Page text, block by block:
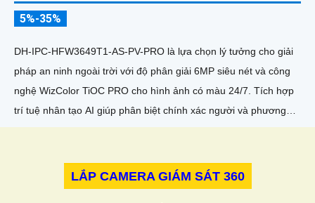
5%-35%
DH-IPC-HFW3649T1-AS-PV-PRO là lựa chọn lý tưởng cho giải
pháp an ninh ngoài trời với độ phân giải 6MP siêu nét và công
nghệ WizColor TiOC PRO cho hình ảnh có màu 24/7. Tích hợp
trí tuệ nhân tạo AI giúp phân biệt chính xác người và phương
tiện hỗ trợ đàm thoại hai chiều, ghi hình linh hoạt với khe thẻ
LẮP CAMERA GIÁM SÁT 360